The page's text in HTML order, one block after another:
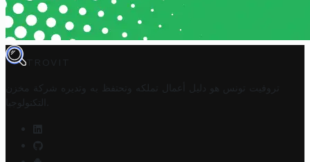
TROVIT
تروفيت تونس هو دليل أعمال تملكه وتحتفظ به وتديره
شركة مخزن
التكنولوجيا